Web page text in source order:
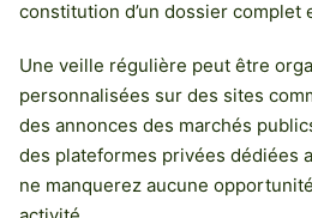
constitution d’un dossier complet
Une veille régulière peut être
personnalisées sur des sites
des annonces des marchés
des plateformes privées dédiées
ne manquerez aucune